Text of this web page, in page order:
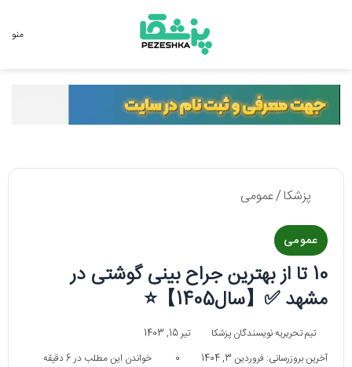
منو
پزشکا/عمومی
عمومی
10 تا از بهترین جراح بینی گوشتی در
مشهد ✅【سال1405】⭐
تیم تحریریه نویسندگان پزشکا
تیر 15, 1403
آخرین بروزرسانی: فروردین 3, 1404
0 خواندن این مطلب در 6 دقیقه